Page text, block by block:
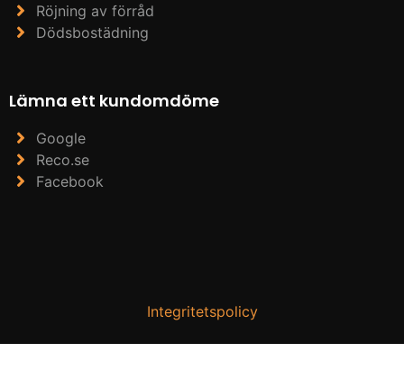
Röjning av förråd
Dödsbostädning
Lämna ett kundomdöme
Google
Reco.se
Facebook
Integritetspolicy